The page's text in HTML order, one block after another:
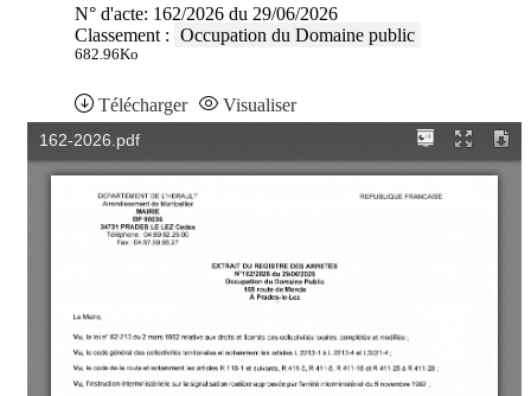
N° d'acte: 162/2026 du 29/06/2026
Classement : Occupation du Domaine public
682.96Ko
Télécharger Visualiser